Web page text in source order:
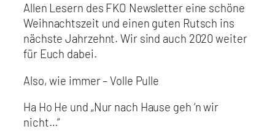
Allen Lesern des FKO Newsletter eine schöne
Weihnachtszeit und einen guten Rutsch ins
nächste Jahrzehnt. Wir sind auch 2020 weiter
für Euch dabei.
Also, wie immer – Volle Pulle
Ha Ho He und „Nur nach Hause geh ‘n wir
nicht…“